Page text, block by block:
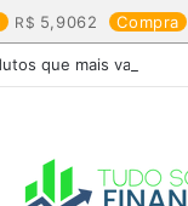
5,9062 Compra
que mais valem a